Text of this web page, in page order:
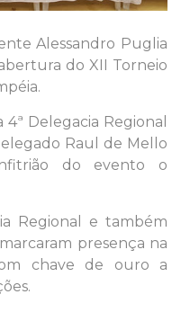
Alessandro Puglia
do XII Torneio
Delegacia Regional
Raul de Mello
do evento o
Regional e também
presença na
chave de ouro a